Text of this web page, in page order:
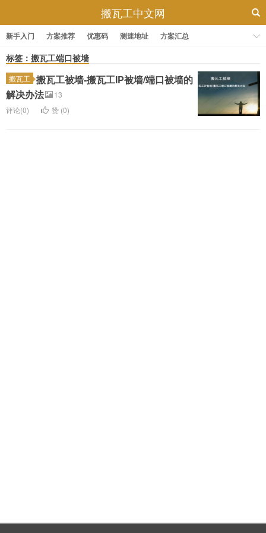
搬瓦工中文网
新手入门 方案推荐 优惠码 测速地址 方案汇总
标签：搬瓦工端口被墙
搬瓦工
搬瓦工被墙-搬瓦工IP被墙/端口被墙的
解决办法
13
评论(0)
赞 (0)